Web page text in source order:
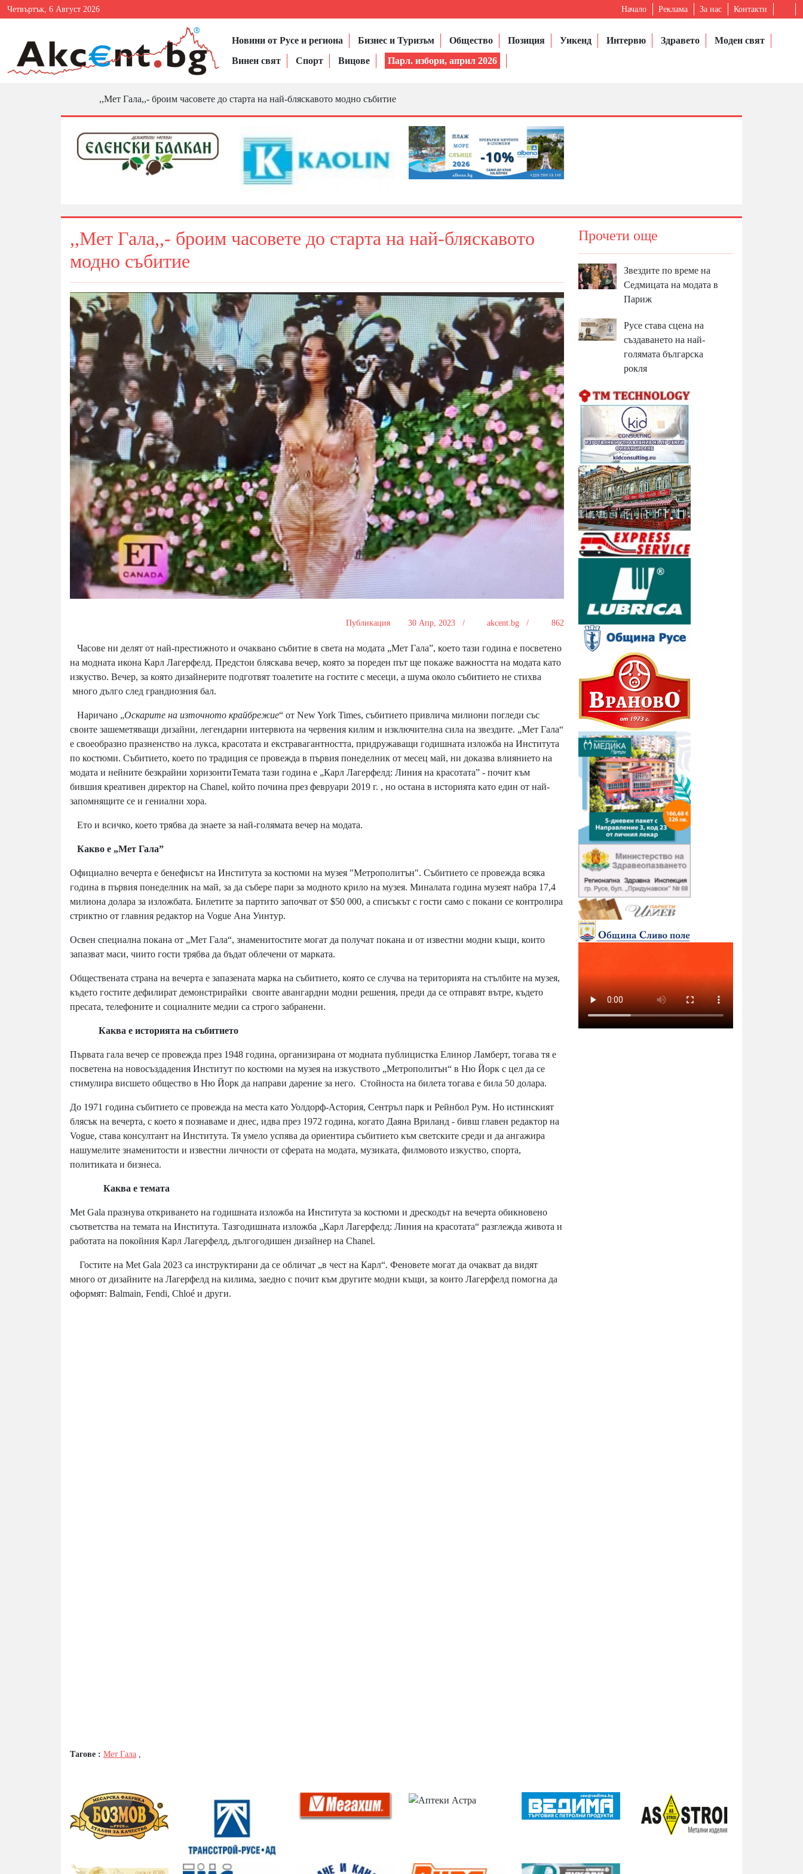
Четвъртък, 6 Август 2026 Начало Реклама За нас Контакти
Новини от Русе и региона Бизнес и Туризъм Общество Позиция Уикенд Интервю Здравето
Моден свят
Винен свят
Спорт Вицове Парл. избори, април 2026
,,Мет Гала,,- броим часовете до старта на най-бляскавото модно събитие
,,Мет Гала,,- броим часовете до старта на най-бляскавото
модно събитие
Публикация 30 Апр, 2023 / akcent.bg / 862
Часове ни делят от най-престижното и очаквано събитие в света на модата „Мет Гала”, което тази година е посветено
на модната икона Карл Лагерфелд. Предстои бляскава вечер, която за пореден път ще покаже важността на модата като
изкуство. Вечер, за която дизайнерите подготвят тоалетите на гостите с месеци, а шума около събитието не стихва
много дълго след грандиозния бал.
Наричано „Оскарите на източното крайбрежие“ от New York Times, събитието привлича милиони погледи със
своите зашеметяващи дизайни, легендарни интервюта на червения килим и изключителна сила на звездите. „Мет Гала“
е своеобразно празненство на лукса, красотата и екстравагантността, придружаващи годишната изложба на Института
по костюми. Събитието, което по традиция се провежда в първия понеделник от месец май, ни доказва влиянието на
модата и нейните безкрайни хоризонтиТемата тази година е „Карл Лагерфелд: Линия на красотата” - почит към
бившия креативен директор на Chanel, който почина през февруари 2019 г. , но остана в историята като един от най-
запомнящите се и гениални хора.
Ето и всичко, което трябва да знаете за най-голямата вечер на модата.
Какво е „Мет Гала”
Официално вечерта е бенефисът на Института за костюми на музея "Метрополитън". Събитието се провежда всяка
година в първия понеделник на май, за да събере пари за модното крило на музея. Миналата година музеят набра 17,4
милиона долара за изложбата. Билетите за партито започват от $50 000, а списъкът с гости само с покани се контролира
стриктно от главния редактор на Vogue Ана Уинтур.
Освен специална покана от „Мет Гала“, знаменитостите могат да получат покана и от известни модни къщи, които
запазват маси, чиито гости трябва да бъдат облечени от марката.
Обществената страна на вечерта е запазената марка на събитието, която се случва на територията на стълбите на музея,
където гостите дефилират демонстрирайки своите авангардни модни решения, преди да се отправят вътре, където
пресата, телефоните и социалните медии са строго забранени.
Каква е историята на събитието
Първата гала вечер се провежда през 1948 година, организирана от модната публицистка Елинор Ламберт, тогава тя е
посветена на новосъздадения Институт по костюми на музея на изкуството „Метрополитън“ в Ню Йорк с цел да се
стимулира висшето общество в Ню Йорк да направи дарение за него. Стойноста на билета тогава е била 50 долара.
До 1971 година събитието се провежда на места като Уолдорф-Астория, Сентръл парк и Рейнбол Рум. Но истинският
блясък на вечерта, с което я познаваме и днес, идва през 1972 година, когато Даяна Вриланд - бивш главен редактор на
Vogue, става консултант на Института. Тя умело успява да ориентира събитието към светските среди и да ангажира
нашумелите знаменитости и известни личности от сферата на модата, музиката, филмовото изкуство, спорта,
политиката и бизнеса.
Каква е темата
Met Gala празнува откриването на годишната изложба на Института за костюми и дрескодът на вечерта обикновено
съответства на темата на Института. Тазгодишната изложба „Карл Лагерфелд: Линия на красотата“ разглежда живота и
работата на покойния Карл Лагерфелд, дългогодишен дизайнер на Chanel.
Гостите на Met Gala 2023 са инструктирани да се обличат „в чест на Карл“. Феновете могат да очакват да видят
много от дизайните на Лагерфелд на килима, заедно с почит към другите модни къщи, за които Лагерфелд помогна да
оформят: Balmain, Fendi, Chloé и други.
Тагове : Мет Гала ,
Прочети още
Звездите по време на
Седмицата на модата в
Париж
Русе става сцена на
създаването на най-
голямата българска
рокля